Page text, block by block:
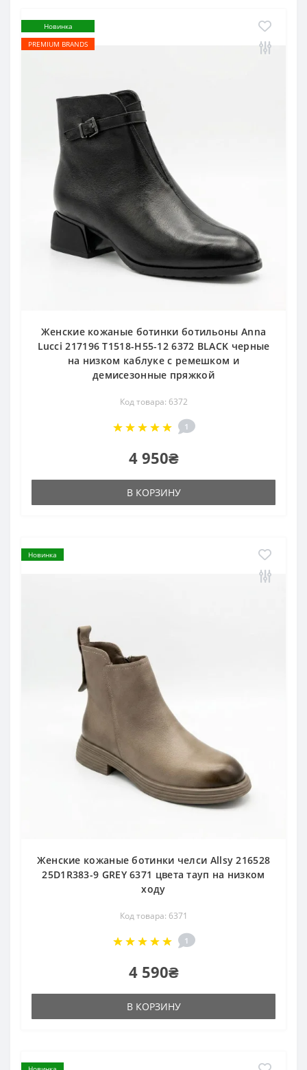
Новинка
PREMIUM BRANDS
Женские кожаные ботинки ботильоны Anna
Lucci 217196 T1518-H55-12 6372 BLACK черные
на низком каблуке с ремешком и
демисезонные пряжкой
Код товара: 6372
1
4 950₴
В КОРЗИНУ
Новинка
Женские кожаные ботинки челси Allsy 216528
25D1R383-9 GREY 6371 цвета тауп на низком
ходу
Код товара: 6371
1
4 590₴
В КОРЗИНУ